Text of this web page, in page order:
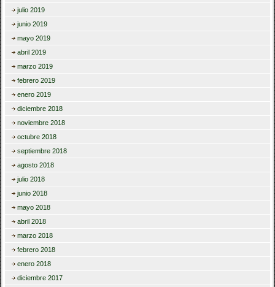
julio 2019
junio 2019
mayo 2019
abril 2019
marzo 2019
febrero 2019
enero 2019
diciembre 2018
noviembre 2018
octubre 2018
septiembre 2018
agosto 2018
julio 2018
junio 2018
mayo 2018
abril 2018
marzo 2018
febrero 2018
enero 2018
diciembre 2017